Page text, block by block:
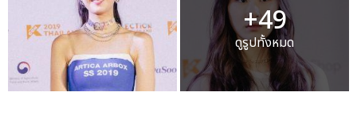
+49
ดูรูปทั้งหมด